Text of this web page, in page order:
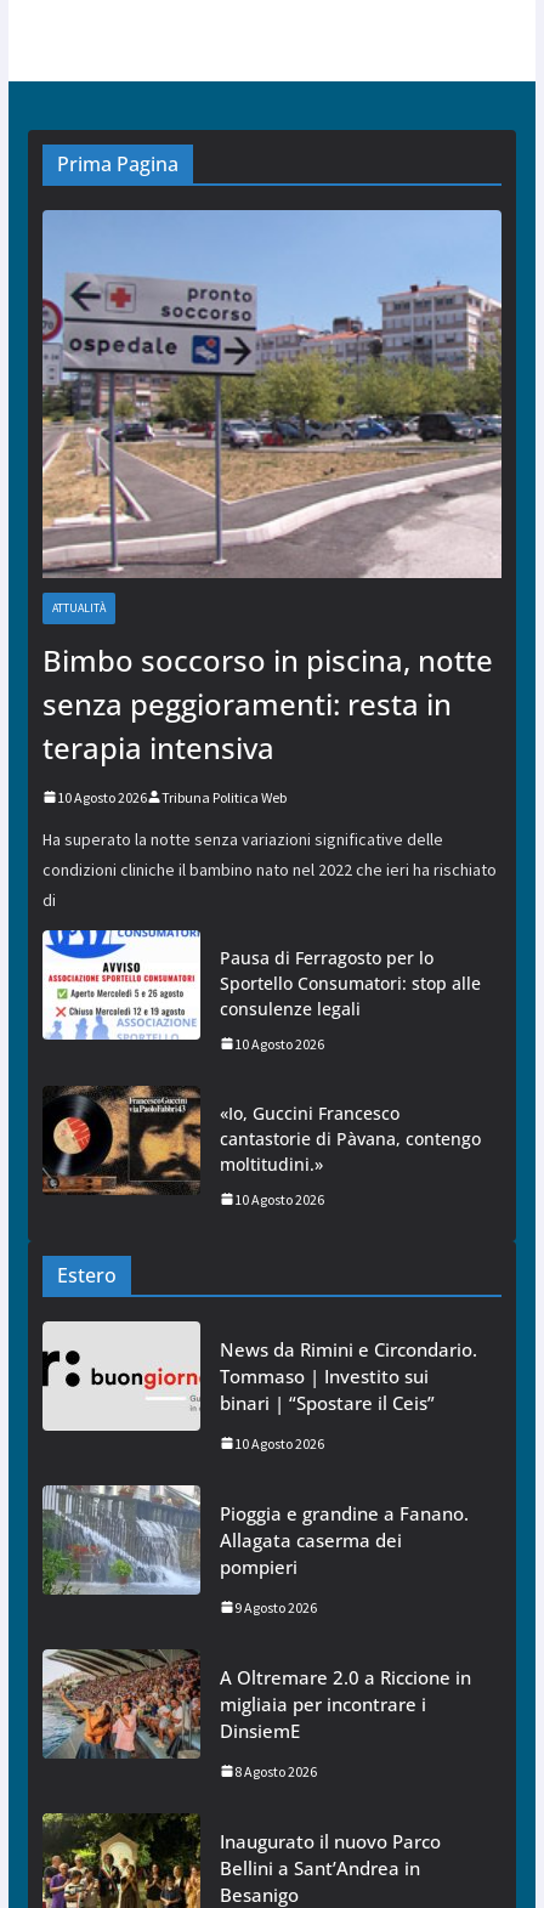
Prima Pagina
ATTUALITÀ
Bimbo soccorso in piscina, notte
senza peggioramenti: resta in
terapia intensiva
10 Agosto 2026 Tribuna Politica Web
Ha superato la notte senza variazioni significative delle
condizioni cliniche il bambino nato nel 2022 che ieri ha rischiato
di
Pausa di Ferragosto per lo
Sportello Consumatori: stop alle
consulenze legali
10 Agosto 2026
«Io, Guccini Francesco
cantastorie di Pàvana, contengo
moltitudini.»
10 Agosto 2026
Estero
News da Rimini e Circondario.
Tommaso | Investito sui
binari | “Spostare il Ceis”
10 Agosto 2026
Pioggia e grandine a Fanano.
Allagata caserma dei
pompieri
9 Agosto 2026
A Oltremare 2.0 a Riccione in
migliaia per incontrare i
DinsiemE
8 Agosto 2026
Inaugurato il nuovo Parco
Bellini a Sant’Andrea in
Besanigo